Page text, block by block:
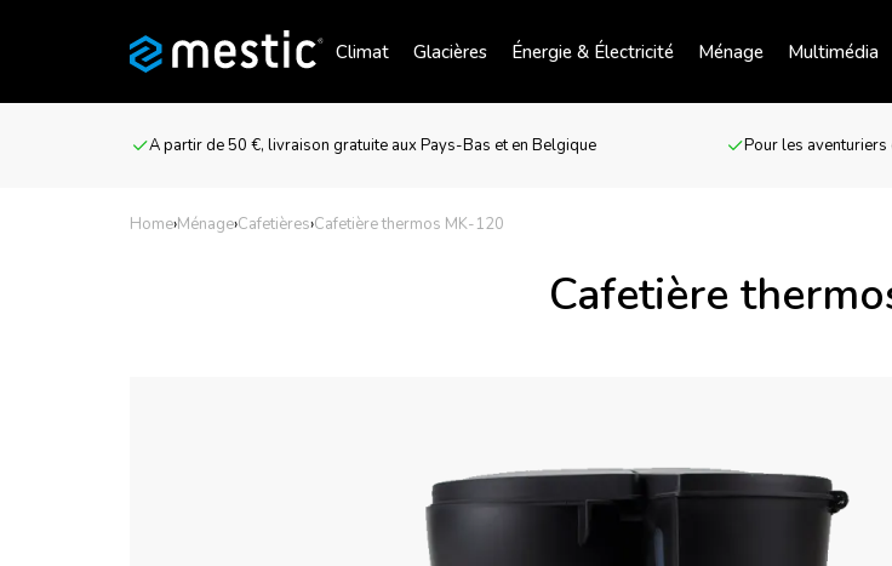
Climat Glacières Énergie & Électricité Ménage Multimédia
A partir de 50 €, livraison gratuite aux Pays-Bas et en Belgique Pour les
Home›Ménage›Cafetières›Cafetière thermos MK-120
Cafetière